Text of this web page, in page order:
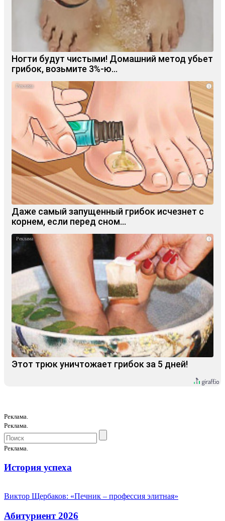
Ногти будут чистыми! Домашний метод убьет
грибок, возьмите 3%-ю…
i
Даже самый запущенный грибок исчезнет с
корнем, если перед сном…
i
Этот трюк уничтожает грибок за 5 дней!
Реклама.
Реклама.
Реклама.
История успеха
Виктор Щербаков: «Печник – профессия элитная»
Абитуриент 2026